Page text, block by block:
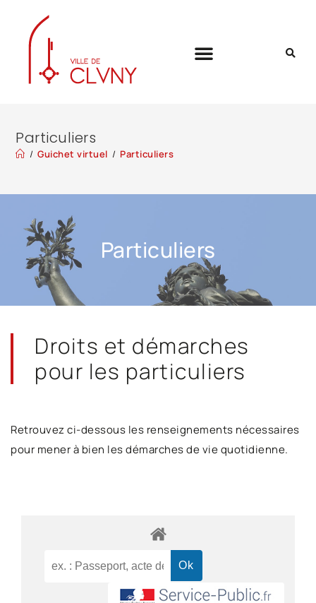
Particuliers
/ Guichet virtuel / Particuliers
Particuliers
Droits et démarches
pour les particuliers
Retrouvez ci-dessous les renseignements nécessaires
pour mener à bien les démarches de vie quotidienne.